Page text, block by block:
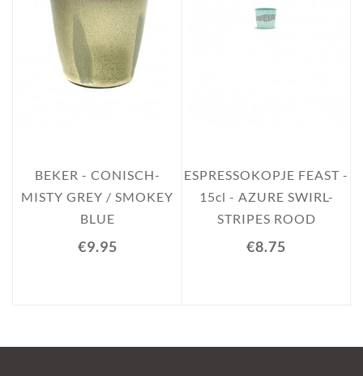
BEKER - CONISCH-
MISTY GREY / SMOKEY
BLUE
€9.95
ESPRESSOKOPJE FEAST -
15cl - AZURE SWIRL-
STRIPES ROOD
€8.75